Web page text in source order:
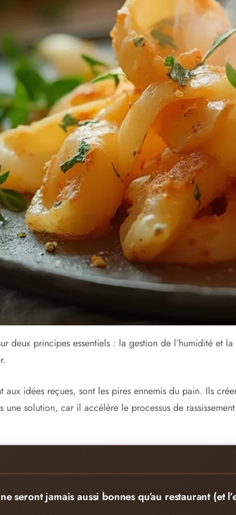
deux principes essentiels : la gestion de l’humidité et
aux idées reçues, sont les pires ennemis du pain. Ils
une solution, car il accélère le processus de
seront jamais aussi bonnes qu’au restaurant (et